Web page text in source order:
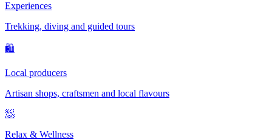
Experiences
Trekking, diving and guided tours
🛍
Local producers
Artisan shops, craftsmen and local flavours
🧖
Relax & Wellness